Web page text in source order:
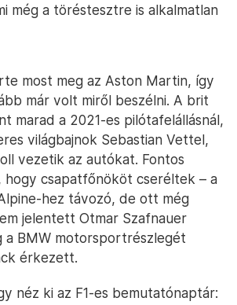
még a töréstesztre is alkalmatlan
most meg az Aston Martin, így
már volt miről beszélni. A brit
marad a 2021-es pilótafelállásnál,
világbajnok Sebastian Vettel,
vezetik az autókat. Fontos
hogy csapatfőnököt cseréltek – a
hez távozó, de ott még
jelentett Otmar Szafnauer
a BMW motorsportrészlegét
érkezett.
néz ki az F1-es bemutatónaptár: